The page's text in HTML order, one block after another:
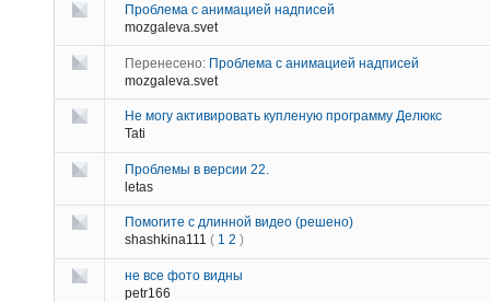
Проблема с анимацией надписей
mozgaleva.svet
Перенесено: Проблема с анимацией надписей
mozgaleva.svet
Не могу активировать купленую программу Делюкс
Tati
Проблемы в версии 22.
letas
Помогите с длинной видео (решено)
shashkina111 ( 1 2 )
не все фото видны
petr166